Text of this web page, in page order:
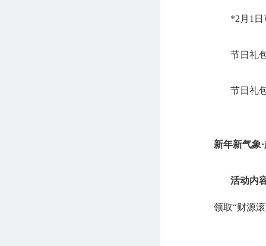
*2月 1
节日礼
节日礼
新年新气象·
活动内
领取“财源